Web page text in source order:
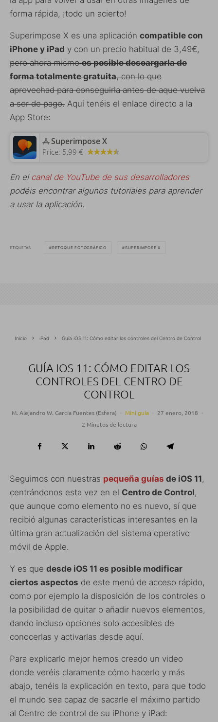
forma rápida, ¡todo un acierto!
Superimpose X es una aplicación compatible con
iPhone y iPad y con un precio habitual de 3,49€,
pero ahora mismoes posible descargarla de
forma totalmente gratuita, con lo que
aprovechad para conseguirla antes de aque vuelva
a ser de pago. Aquí tenéis el enlace directo a la
App Store:
‎Superimpose X
Price: 5,99 €
En el canal de YouTube de sus desarrolladores
podéis encontrar algunos tutoriales para aprender
a usar la aplicación.
ETIQUETAS RETOQUE FOTOGRÁFICO SUPERIMPOSE X
Inicio iPad Guía iOS 11: Cómo editar los controles del Centro de Control
GUÍA IOS 11: CÓMO EDITAR LOS
CONTROLES DEL CENTRO DE
CONTROL
M. Alejandro W. García Fuentes (Esfera) · Mini guía · 27 enero, 2018 ·
2 Minutos de lectura
Seguimos con nuestras pequeña guías de iOS 11,
centrándonos esta vez en el Centro de Control,
que aunque como elemento no es nuevo, sí que
recibió algunas características interesantes en la
última gran actualización del sistema operativo
móvil de Apple.
Y es que desde iOS 11 es posible modificar
ciertos aspectos de este menú de acceso rápido,
como por ejemplo la disposición de los controles o
la posibilidad de quitar o añadir nuevos elementos,
dando incluso opciones solo accesibles de
conocerlas y activarlas desde aquí.
Para explicarlo mejor hemos creado un video
donde veréis claramente cómo hacerlo y más
abajo, tenéis la explicación en texto, para que todo
el mundo sea capaz de sacarle el máximo partido
al Centro de control de su iPhone y iPad: